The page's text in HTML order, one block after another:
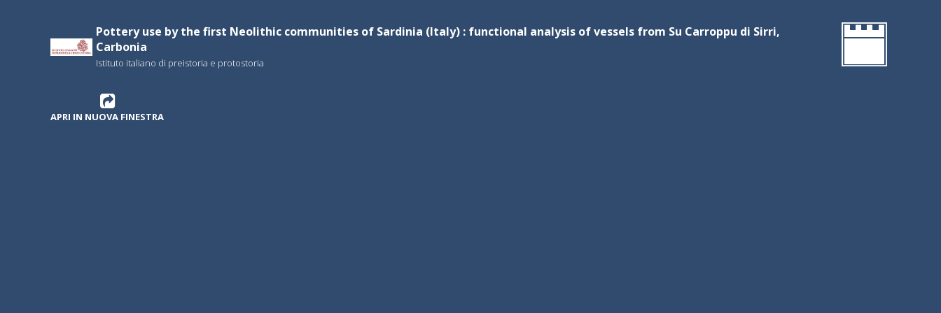
Pottery use by the first Neolithic communities of Sardinia (Italy) : functional analysis of vessels from Su Carroppu di Sirri,
Carbonia
Istituto italiano di preistoria e protostoria
APRI IN NUOVA FINESTRA